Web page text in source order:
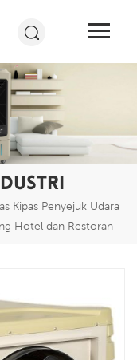
Kipas Penyejuk Udara
Hotel dan Restoran